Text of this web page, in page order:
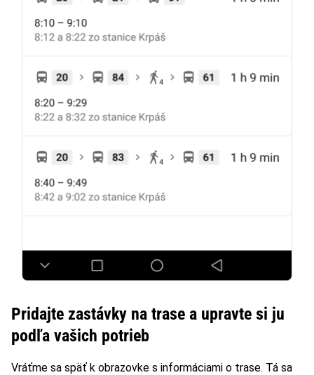
Pridajte zastávky na trase a upravte si ju
podľa vašich potrieb
Vráťme sa späť k obrazovke s informáciami o trase. Tá sa